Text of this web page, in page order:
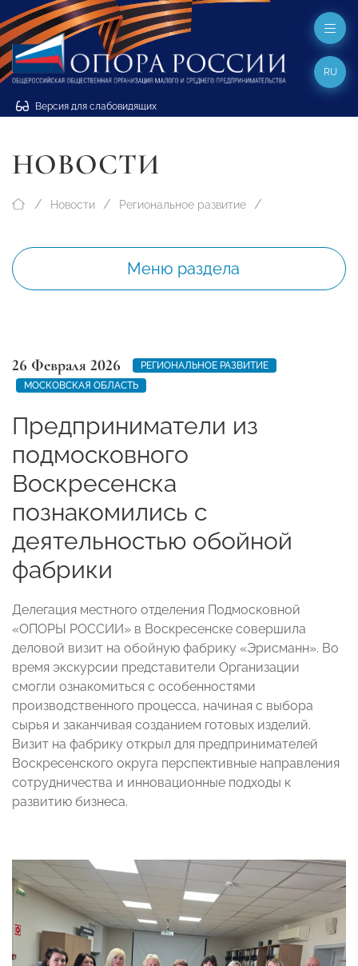
Версия для слабовидящих
RU
НОВОСТИ
Новости Региональное развитие
Меню раздела
26 Февраля 2026
РЕГИОНАЛЬНОЕ РАЗВИТИЕ
МОСКОВСКАЯ ОБЛАСТЬ
Предприниматели из
подмосковного
Воскресенска
познакомились с
деятельностью обойной
фабрики
Делегация местного отделения Подмосковной
«ОПОРЫ РОССИИ» в Воскресенске совершила
деловой визит на обойную фабрику «Эрисманн». Во
время экскурсии представители Организации
смогли ознакомиться с особенностями
производственного процесса, начиная с выбора
сырья и заканчивая созданием готовых изделий.
Визит на фабрику открыл для предпринимателей
Воскресенского округа перспективные направления
сотрудничества и инновационные подходы к
развитию бизнеса.